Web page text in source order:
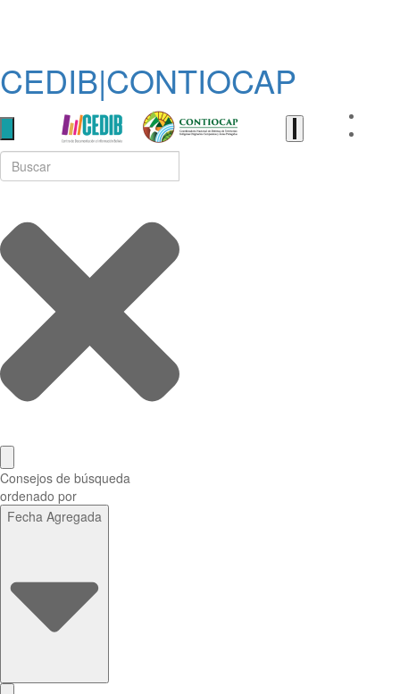
CEDIB|CONTIOCAP
Consejos de búsqueda
ordenado por
Fecha Agregada